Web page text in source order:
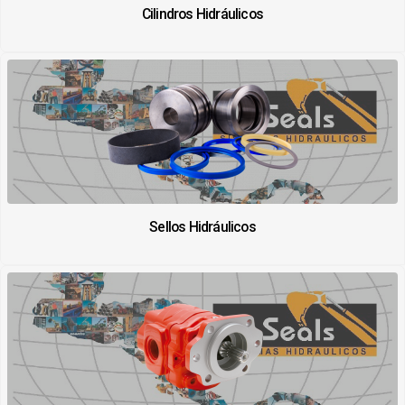
Cilindros Hidráulicos
Sellos Hidráulicos